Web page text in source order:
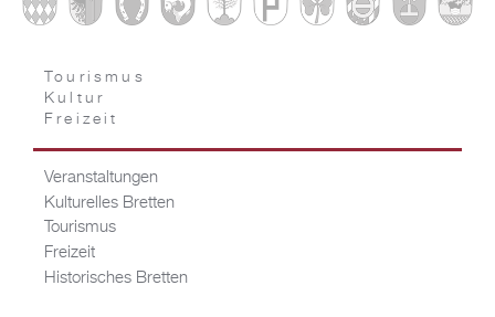
Tourismus
Kultur
Freizeit
Veranstaltungen
Kulturelles Bretten
Tourismus
Freizeit
Historisches Bretten